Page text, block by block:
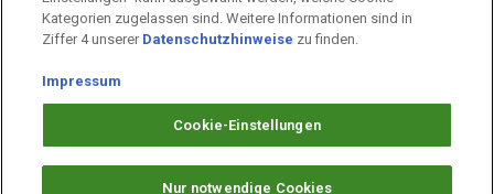
Sicher einkaufen
Prämien Impressum
Prämien Datenschutz
Kategorien zugelassen sind. Weitere Informationen sind in
Ziffer 4 unserer Datenschutzhinweise zu finden.
Impressum
Cookie-Einstellungen
Nur notwendige Cookies